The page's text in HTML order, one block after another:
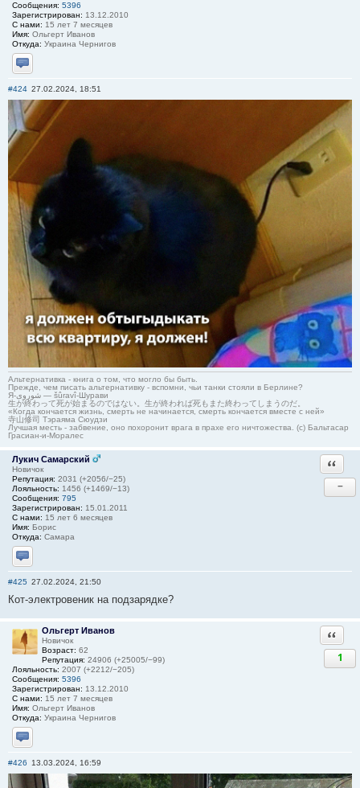
Сообщения: 5396
Зарегистрирован: 13.12.2010
С нами: 15 лет 7 месяцев
Имя: Ольгерт Иванов
Откуда: Украина Чернигов
Отправить личное сообщение
#424 27.02.2024, 18:51
Альтернативка - книга о том, что могло бы быть.
Прежде, чем писать альтернативку - вспомни, чьи танки стояли в Берлине?
Я-شوروی — šûravî-Шурави
生が終わって死が始まるのではない。生が終われば死もまた終わってしまうのだ。
«Когда кончается жизнь, смерть не начинается, смерть кончается вместе с ней»
寺山修司 Тэраяма Сюудзи
Лучшая месть - забвение, оно похоронит врага в прахе его ничтожества. (с) Бальтасар
Грасиан-и-Моралес
Лукич Самарский
Новичок
Репутация: 2031 (+2056/−25)
Лояльность: 1456 (+1469/−13)
Сообщения: 795
Зарегистрирован: 15.01.2011
С нами: 15 лет 6 месяцев
Имя: Борис
Откуда: Самара
Отправить личное сообщение
−
#425 27.02.2024, 21:50
Кот-электровеник на подзарядке?
Ольгерт Иванов
Новичок
Возраст: 62
Репутация: 24906 (+25005/−99)
Лояльность: 2007 (+2212/−205)
Сообщения: 5396
Зарегистрирован: 13.12.2010
С нами: 15 лет 7 месяцев
Имя: Ольгерт Иванов
Откуда: Украина Чернигов
Отправить личное сообщение
1
#426 13.03.2024, 16:59